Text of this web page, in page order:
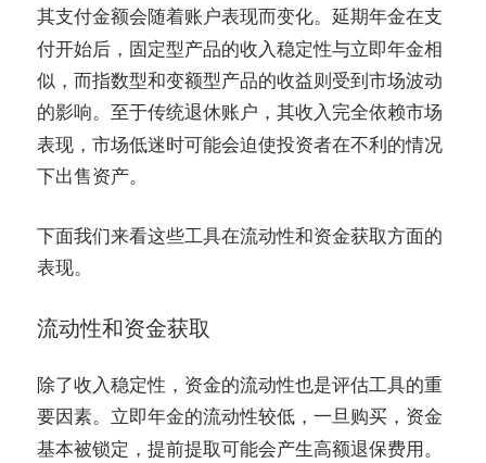
其支付金额会随着账户表现而变化。 延期年金在支
付开始后，固定型产品的收入稳定性与立即年金相
似，而指数型和变额型产品的收益则受到市场波动
的影响。至于传统退休账户 ，其收入完全依赖市场
表现，市场低迷时可能会迫使投资者在不利的情况
下出售资产。
下面我们来看这些工具在流动性和资金获取方面的
表现。
流动性和资金获取
除了收入稳定性，资金的流动性也是评估工具的重
要因素。 立即年金的流动性较低，一旦购买，资金
基本被锁定，提前提取可能会产生高额退保费用。